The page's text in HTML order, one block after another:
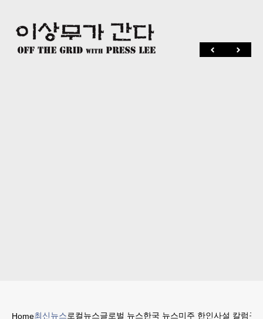
Home최신뉴스로컬뉴스글로벌 뉴스한국 뉴스미주 한인사설 칼럼구